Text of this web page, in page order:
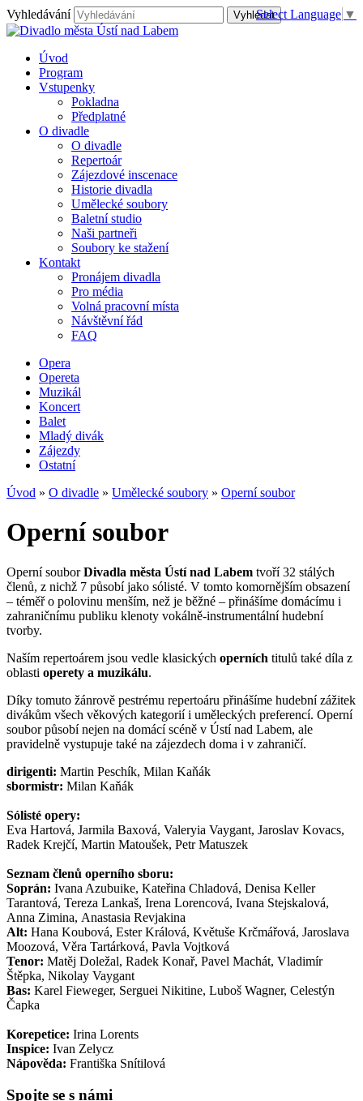
Vyhledávání
Úvod
Program
Vstupenky
Pokladna
Předplatné
O divadle
O divadle
Repertoár
Zájezdové inscenace
Historie divadla
Umělecké soubory
Baletní studio
Naši partneři
Soubory ke stažení
Kontakt
Pronájem divadla
Pro média
Volná pracovní místa
Návštěvní řád
FAQ
Select Language ▼
Opera
Opereta
Muzikál
Koncert
Balet
Mladý divák
Zájezdy
Ostatní
Úvod » O divadle » Umělecké soubory » Operní soubor
Operní soubor
Operní souborDivadla města Ústí nad Labem tvoří 32 stálých
členů, z nichž 7 působí jako sólisté. V tomto komornějším obsazení
– téměř o polovinu menším, než je běžné – přinášíme domácímu i
zahraničnímu publiku klenoty vokálně-instrumentální hudební
tvorby.
Naším repertoárem jsou vedle klasických operních titulů také díla z
oblasti operety a muzikálu.
Díky tomuto žánrově pestrému repertoáru přinášíme hudební zážitek
divákům všech věkových kategorií i uměleckých preferencí. Operní
soubor působí nejen na domácí scéně v Ústí nad Labem, ale
pravidelně vystupuje také na zájezdech doma i v zahraničí.
dirigenti: Martin Peschík, Milan Kaňák
sbormistr: Milan Kaňák
Sólisté opery:
Eva Hartová, Jarmila Baxová, Valeryia Vaygant, Jaroslav Kovacs,
Radek Krejčí, Martin Matoušek, Petr Matuszek
Seznam členů operního sboru:
Soprán: Ivana Azubuike, Kateřina Chladová, Denisa Keller
Tarantová, Tereza Lankaš, Irena Lorencová, Ivana Stejskalová,
Anna Zimina, Anastasia Revjakina
Alt: Hana Koubová, Ester Králová, Květuše Krčmářová, Jaroslava
Moozová, Věra Tartárková, Pavla Vojtková
Tenor: Matěj Doležal, Radek Konař, Pavel Machát, Vladimír
Štěpka, Nikolay Vaygant
Bas: Karel Fieweger, Serguei Nikitine, Luboš Wagner, Celestýn
Čapka
Korepetice: Irina Lorents
Inspice: Ivan Zelycz
Nápověda: Františka Snítilová
Spojte se s námi